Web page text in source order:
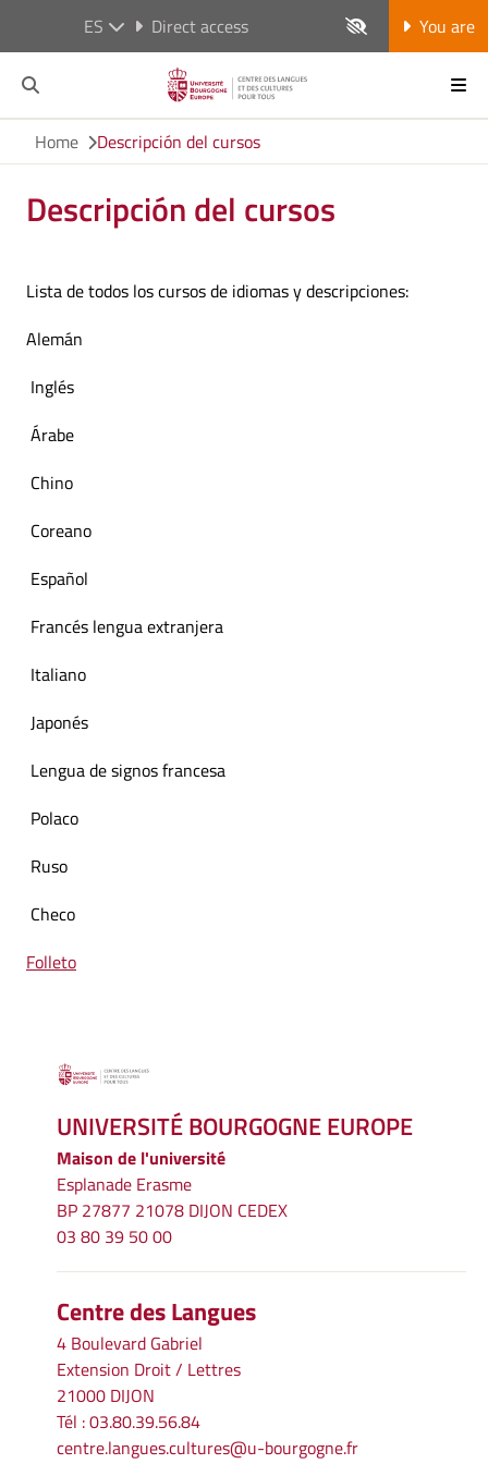
ES Direct access You are
Home Descripción del cursos
Descripción del cursos
Lista de todos los cursos de idiomas y descripciones:
Alemán
Inglés
Árabe
Chino
Coreano
Español
Francés lengua extranjera
Italiano
Japonés
Lengua de signos francesa
Polaco
Ruso
Checo
Folleto
UNIVERSITÉ BOURGOGNE EUROPE
Maison de l'université
Esplanade Erasme
BP 27877 21078 DIJON CEDEX
03 80 39 50 00
Centre des Langues
4 Boulevard Gabriel
Extension Droit / Lettres
21000 DIJON
Tél : 03.80.39.56.84
centre.langues.cultures@u-bourgogne.fr